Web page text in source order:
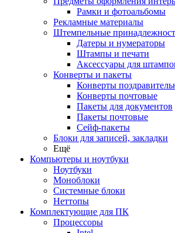
Рамки и фотоальбомы
Рекламные материалы
Штемпельные
Датеры и нумераторы
Штампы и печати
Аксессуары для
Конверты и пакеты
Конверты
Конверты почтовые
Пакеты для документов
Пакеты почтовые
Сейф-пакеты
Блоки для записей, закладки
Ещё
Компьютеры и ноутбуки
Ноутбуки
Моноблоки
Системные блоки
Неттопы
Комплектующие для ПК
Процессоры